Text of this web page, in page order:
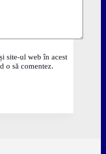
site-ul web în acest
o să comentez.